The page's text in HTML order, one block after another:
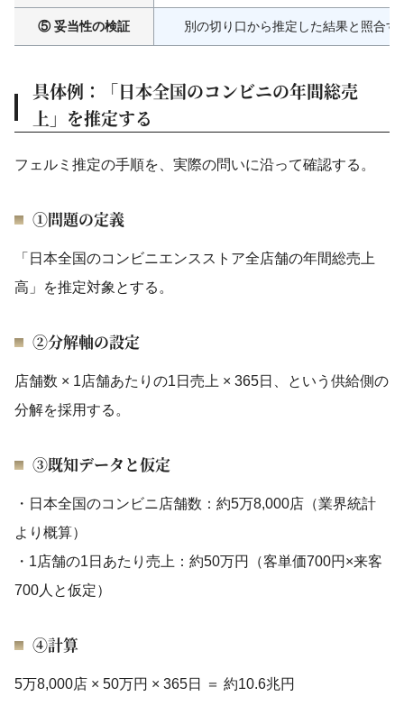
⑤ 妥当性の検証 別の切り口から推定した結果と照合す
具体例：「日本全国のコンビニの年間総売
上」を推定する
フェルミ推定の手順を、実際の問いに沿って確認する。
①問題の定義
「日本全国のコンビニエンスストア全店舗の年間総売上
高」を推定対象とする。
②分解軸の設定
店舗数 × 1店舗あたりの1日売上 × 365日、という供給側の
分解を採用する。
③既知データと仮定
・日本全国のコンビニ店舗数：約5万8,000店（業界統計
より概算）
・1店舗の1日あたり売上：約50万円（客単価700円×来客
700人と仮定）
④計算
5万8,000店 × 50万円 × 365日 ＝ 約10.6兆円